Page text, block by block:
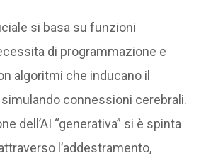
si basa su funzioni
di programmazione e
algoritmi che inducano il
connessioni cerebrali.
dell’AI “generativa” si è spinta
l’addestramento,